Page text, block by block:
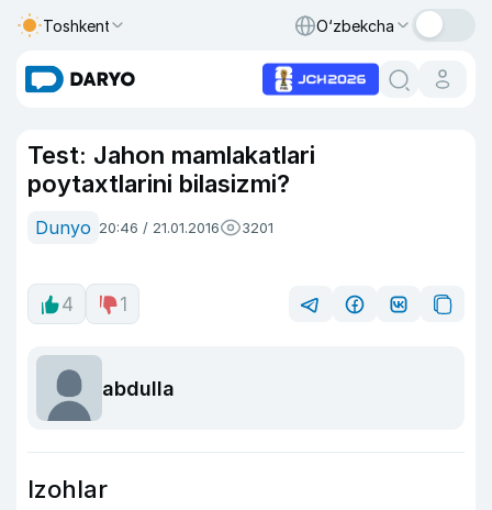
Toshkent O‘zbekcha
Test: Jahon mamlakatlari
poytaxtlarini bilasizmi?
Dunyo 20:46 / 21.01.2016 3201
4 1
abdulla
Izohlar